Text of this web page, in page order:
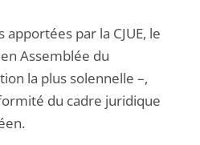
par la CJUE, le
Assemblée du
la plus solennelle –,
du cadre juridique